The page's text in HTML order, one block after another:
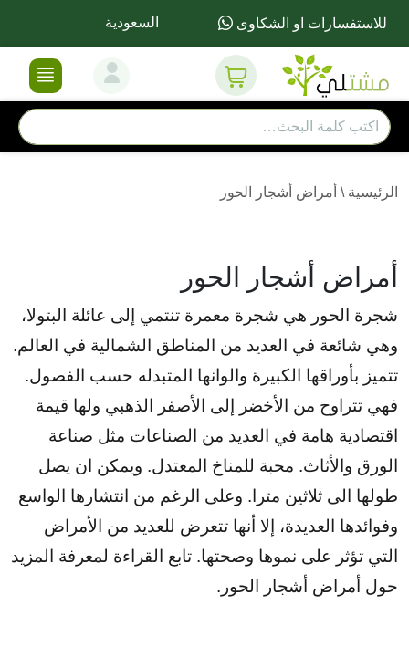
للاستفسارات او الشكاوى السعودية
الرئيسية \ أمراض أشجار الحور
أمراض أشجار الحور
شجرة الحور هي شجرة معمرة تنتمي إلى عائلة البتولا،
وهي شائعة في العديد من المناطق الشمالية في العالم.
تتميز بأوراقها الكبيرة والوانها المتبدله حسب الفصول.
فهي تتراوح من الأخضر إلى الأصفر الذهبي ولها قيمة
اقتصادية هامة في العديد من الصناعات مثل صناعة
الورق والأثاث. محبة للمناخ المعتدل. ويمكن ان يصل
طولها الى ثلاثين مترا. وعلى الرغم من انتشارها الواسع
وفوائدها العديدة، إلا أنها تتعرض للعديد من الأمراض
التي تؤثر على نموها وصحتها. تابع القراءة لمعرفة المزيد
حول أمراض أشجار الحور.